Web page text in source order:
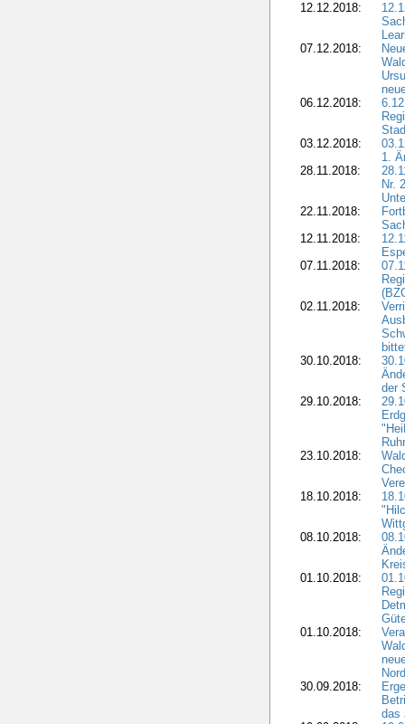
12.12.2018:
07.12.2018:
06.12.2018:
03.12.2018:
1.
28.11.2018:
Nr.
22.11.2018:
12.11.2018:
07.11.2018:
02.11.2018:
30.10.2018:
der
29.10.2018:
23.10.2018:
18.10.2018:
08.10.2018:
01.10.2018:
01.10.2018:
30.09.2018:
das